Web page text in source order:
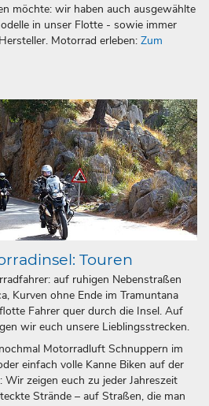
möchte: wir haben auch ausgewählte
in unser Flotte - sowie immer
Motorrad erleben: Zum
Touren
auf ruhigen Nebenstraßen
Kurven ohne Ende im Tramuntana
Fahrer quer durch die Insel. Auf
wir euch unsere Lieblingsstrecken.
Motorradluft Schnuppern im
einfach volle Kanne Biken auf der
zeigen euch zu jeder Jahreszeit
Strände – auf Straßen, die man